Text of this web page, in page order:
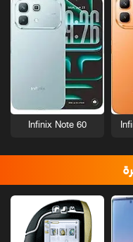
Infinix Note 60